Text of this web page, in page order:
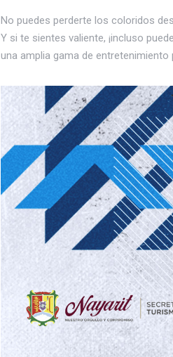
No puedes perderte los coloridos
Y si te sientes valiente, ¡incluso
una amplia gama de